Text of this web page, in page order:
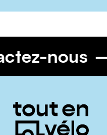
nous
Informations
complémentaires